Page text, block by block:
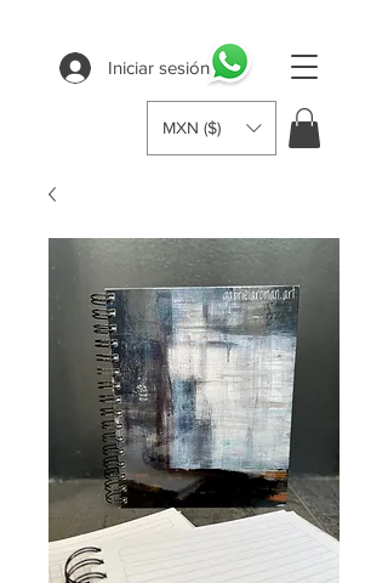
MXN ($)
Iniciar sesión